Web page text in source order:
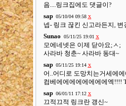
음....링크집에도 댓글이?
sap 05/10/04 09:58 x
넵- 링크 끊킨 신고라든지,
Sunao
05/11/25 19:01 x
모에네넷은 이제 닫아요;ㅅ;
사라바 청춘~ 사라바 동대~
sap 05/11/25 19:14 x
어..어디로 도망치는거세에
컴베에에에에에에에에엑!!!!
sap 06/01/11 17:12 x
끄적끄적 링크란 갱신~